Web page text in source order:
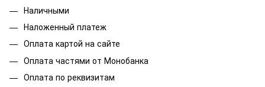
Наличными
Наложенный платеж
Оплата картой на сайте
Оплата частями от Монобанка
Оплата по реквизитам